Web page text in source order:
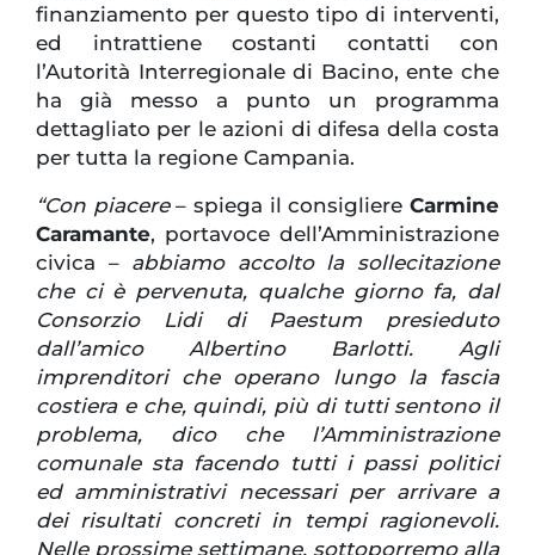
finanziamento per questo tipo di interventi,
ed intrattiene costanti contatti con
l’Autorità Interregionale di Bacino, ente che
ha già messo a punto un programma
dettagliato per le azioni di difesa della costa
per tutta la regione Campania.
“Con piacere– spiega il consigliereCarmine
Caramante, portavoce dell’Amministrazione
civica – abbiamo accolto la sollecitazione
che ci è pervenuta, qualche giorno fa, dal
Consorzio Lidi di Paestum presieduto
dall’amico Albertino Barlotti. Agli
imprenditori che operano lungo la fascia
costiera e che, quindi, più di tutti sentono il
problema, dico che l’Amministrazione
comunale sta facendo tutti i passi politici
ed amministrativi necessari per arrivare a
dei risultati concreti in tempi ragionevoli.
Nelle prossime settimane, sottoporremo alla